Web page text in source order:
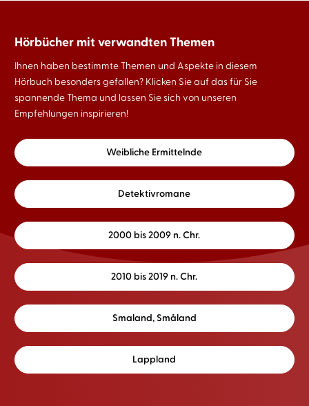
Hörbücher mit verwandten Themen
Ihnen haben bestimmte Themen und Aspekte in diesem
Hörbuch besonders gefallen? Klicken Sie auf das für Sie
spannende Thema und lassen Sie sich von unseren
Empfehlungen inspirieren!
Weibliche Ermittelnde
Detektivromane
2000 bis 2009 n. Chr.
2010 bis 2019 n. Chr.
Smaland, Småland
Lappland